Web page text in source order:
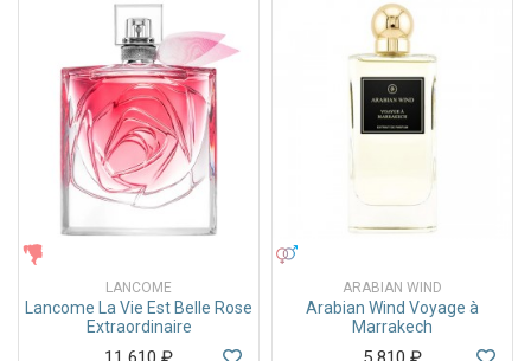
LANCOME
Lancome La Vie Est Belle Rose
Extraordinaire
ARABIAN WIND
Arabian Wind Voyage à
Marrakech